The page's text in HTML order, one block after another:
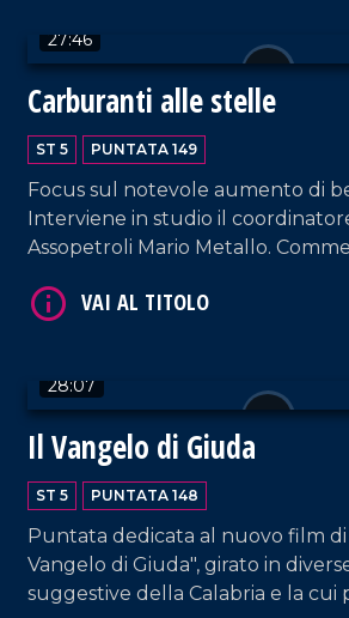
27:46
Carburanti alle stelle
ST 5 PUNTATA 149
Focus sul notevole aumento di
Interviene in studio il
Assopetroli Mario Metallo.
di Confindustria; Jessica Mittica,
Polistena); Valerio Labate di
Approfondimento in esterna a
28:07
Il Vangelo di Giuda
ST 5 PUNTATA 148
Puntata dedicata al nuovo film di
Vangelo di Giuda", girato in
suggestive della Calabria e la cui
VAI AL TITOLO
VAI AL TITOLO